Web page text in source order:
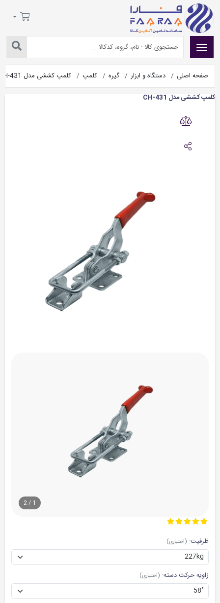
صفحه اصلی دستگاه و ابزار گیره کلمپ
کلمپ کششی مدل CH-431
کلمپ کششی مدل CH-431
ظرفیت: (اختیاری)
زاویه حرکت دسته: (اختیاری)
1
/
2